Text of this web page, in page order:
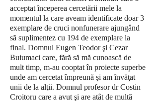
acceptat începerea cercetării mele la
momentul la care aveam identificate doar 3
exemplare de cruci nonfunerare ajungând
să suplimentez cu 194 de exemplare la
final. Domnul Eugen Teodor şi Cezar
Buiumaci care, fără să mă cunoască de
mult timp, m-au cooptat în proiecte superbe
unde am cercetat împreună şi am învăţat
unii de la alţii. Domnul profesor dr Costin
Croitoru care a avut şi are atât de multă